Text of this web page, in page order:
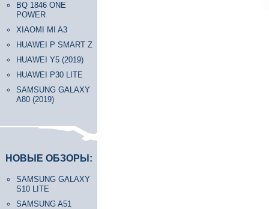
BQ 1846 ONE
POWER
XIAOMI MI A3
HUAWEI P SMART Z
HUAWEI Y5 (2019)
HUAWEI P30 LITE
SAMSUNG GALAXY
A80 (2019)
НОВЫЕ ОБЗОРЫ:
SAMSUNG GALAXY
S10 LITE
SAMSUNG A51